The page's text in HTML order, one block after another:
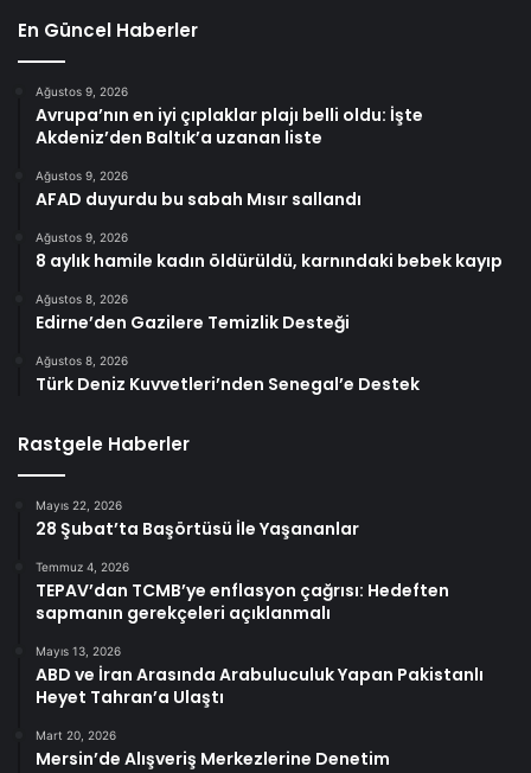
En Güncel Haberler
Ağustos 9, 2026
Avrupa’nın en iyi çıplaklar plajı belli oldu: İşte
Akdeniz’den Baltık’a uzanan liste
Ağustos 9, 2026
AFAD duyurdu bu sabah Mısır sallandı
Ağustos 9, 2026
8 aylık hamile kadın öldürüldü, karnındaki bebek kayıp
Ağustos 8, 2026
Edirne’den Gazilere Temizlik Desteği
Ağustos 8, 2026
Türk Deniz Kuvvetleri’nden Senegal’e Destek
Rastgele Haberler
Mayıs 22, 2026
28 Şubat’ta Başörtüsü İle Yaşananlar
Temmuz 4, 2026
TEPAV’dan TCMB’ye enflasyon çağrısı: Hedeften
sapmanın gerekçeleri açıklanmalı
Mayıs 13, 2026
ABD ve İran Arasında Arabuluculuk Yapan Pakistanlı
Heyet Tahran’a Ulaştı
Mart 20, 2026
Mersin’de Alışveriş Merkezlerine Denetim